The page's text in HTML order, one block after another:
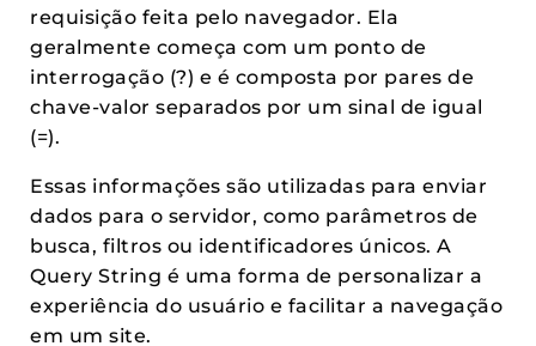
requisição feita pelo navegador. Ela
geralmente começa com um ponto de
interrogação (?) e é composta por pares de
chave-valor separados por um sinal de igual
(=).
Essas informações são utilizadas para enviar
dados para o servidor, como parâmetros de
busca, filtros ou identificadores únicos. A
Query String é uma forma de personalizar a
experiência do usuário e facilitar a navegação
em um site.